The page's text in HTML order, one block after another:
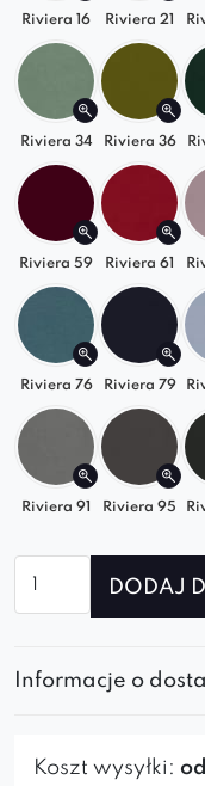
Riviera 16 Riviera 21
Riviera 34 Riviera 36
Riviera 59 Riviera 61
Riviera 76 Riviera 79
Riviera 91 Riviera 95
Sofa
DODAJ
Informacje o
Koszt wysyłki: